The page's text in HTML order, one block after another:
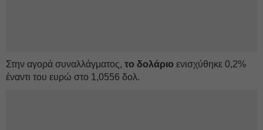
Στην αγορά συναλλάγματος, το δολάριο ενισχύθηκε 0,2%
έναντι του ευρώ στο 1,0556 δολ.